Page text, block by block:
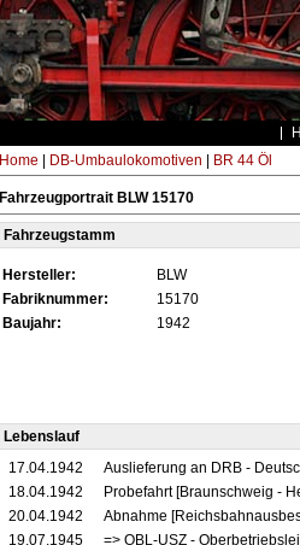
Home DB-Umbaulokomotiven BR 44 Öl
Fahrzeugportrait BLW 15170
Fahrzeugstamm
Hersteller:
BLW
Fabriknummer:
15170
Baujahr:
1942
Lebenslauf
17.04.1942
Auslieferung an DRB -
18.04.1942
Probefahrt [Braunschweig -
20.04.1942
Abnahme
19.07.1945
=> OBL-USZ -